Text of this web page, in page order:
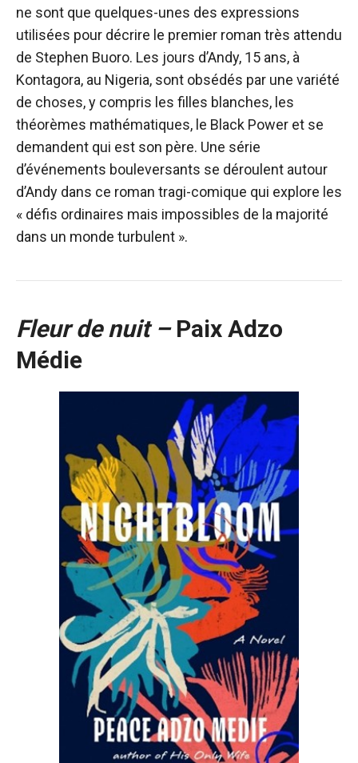
ne sont que quelques-unes des expressions
utilisées pour décrire le premier roman très attendu
de Stephen Buoro. Les jours d’Andy, 15 ans, à
Kontagora, au Nigeria, sont obsédés par une variété
de choses, y compris les filles blanches, les
théorèmes mathématiques, le Black Power et se
demandent qui est son père. Une série
d’événements bouleversants se déroulent autour
d’Andy dans ce roman tragi-comique qui explore les
« défis ordinaires mais impossibles de la majorité
dans un monde turbulent ».
Fleur de nuit –Paix Adzo
Médie